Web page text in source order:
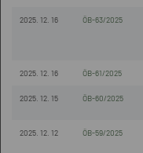
2025. 12. 16 ÖB-63/2025
2025. 12. 16 ÖB-61/2025
2025. 12. 15 ÖB-60/2025
2025. 12. 12 ÖB-59/2025